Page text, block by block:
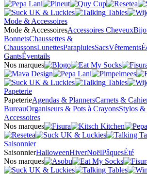
Mode & Accessoires
Mode & AccessoiresAccessoires Cheveux
BonnetsChaussettes &
ChaussonsLunettesParapluiesSacsVêtements
GantsÉventails
Nos marques
Papeterie
PapeterieAgendas & PlannersCarnets &
BureauOrganiseurs & Pots à CrayonsStylos &
Accessoires
Nos marques
Saisonnier
SaisonnierHalloweenHiverNoëlPâquesÉté
Nos marques